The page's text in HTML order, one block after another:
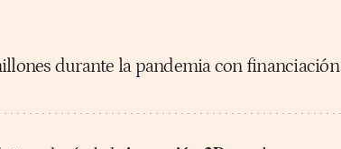
durante la pandemia con